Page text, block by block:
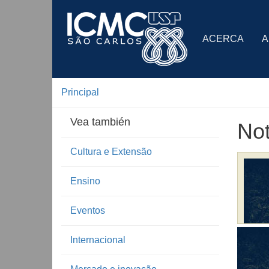
ACERCA
Principal
Vea también
Cultura e Extensão
Ensino
Eventos
Internacional